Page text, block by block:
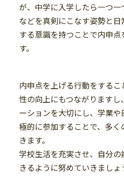
が、中学に入学したら一つ
などを真剣にこなす姿勢と
する意識を持つことで内申
す。
内申点を上げる行動をする
性の向上にもつながります
ーションを大切にし、学業
極的に参加することで、多
きます。
学校生活を充実させ、自分
きるように努めていきましょ